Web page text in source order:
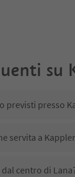
su
previsti presso
servita a
centro di